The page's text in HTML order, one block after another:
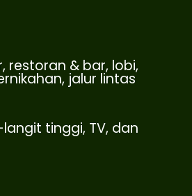
restoran & bar, lobi,
jalur lintas
tinggi, TV, dan